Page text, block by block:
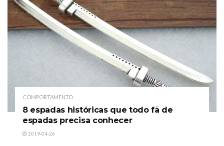
COMPORTAMENTO
8 espadas históricas que todo fã de
espadas precisa conhecer
2019-04-26